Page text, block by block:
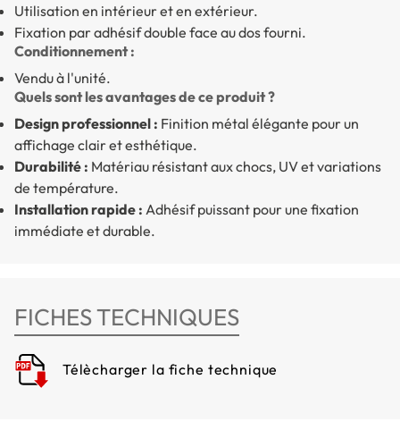
Utilisation en intérieur et en extérieur.
Fixation par adhésif double face au dos fourni.
Conditionnement :
Vendu à l'unité.
Quels sont les avantages de ce produit ?
Design professionnel : Finition métal élégante pour un
affichage clair et esthétique.
Durabilité : Matériau résistant aux chocs, UV et variations
de température.
Installation rapide : Adhésif puissant pour une fixation
immédiate et durable.
FICHES TECHNIQUES
Télècharger la fiche technique